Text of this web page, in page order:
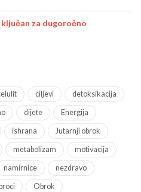
za dugoročno
ciljevi detoksikacija
dijete Energija
ishrana Jutarnji obrok
metabolizam motivacija
namirnice nezdravo
Obrok